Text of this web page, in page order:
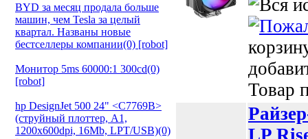
BYD за месяц продала больше
машин, чем Tesla за целый
квартал. Названы новые
бестселлеры компании(0) [robot]
Монитор 5ms 60000:1 300cd(0)
[robot]
hp DesignJet 500 24" <C7769B>
(струйный плоттер, A1,
1200х600dpi, 16Mb, LPT/USB)(0)
Товар